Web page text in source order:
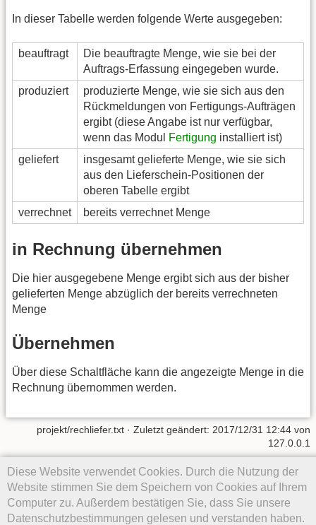
In dieser Tabelle werden folgende Werte ausgegeben:
beauftragt
Die beauftragte Menge, wie sie bei der
Auftrags-Erfassung eingegeben wurde.
produziert
produzierte Menge, wie sie sich aus den
Rückmeldungen von Fertigungs-Aufträgen
ergibt (diese Angabe ist nur verfügbar,
wenn das Modul
Fertigung installiert ist)
geliefert
insgesamt gelieferte Menge, wie sie sich
aus den Lieferschein-Positionen der
oberen Tabelle ergibt
verrechnet
bereits verrechnet Menge
in Rechnung übernehmen
Die hier ausgegebene Menge ergibt sich aus der bisher
gelieferten Menge abzüglich der bereits verrechneten
Menge
Übernehmen
Über diese Schaltfläche kann die angezeigte Menge in die
Rechnung übernommen werden.
Diese Website verwendet Cookies. Durch die Nutzung der
Website stimmen Sie dem Speichern von Cookies auf Ihrem
Computer zu. Außerdem bestätigen Sie, dass Sie unsere
Datenschutzbestimmungen gelesen und verstanden haben.
projekt/rechliefer.txt · Zuletzt geändert: 2017/12/31 12:44 von
127.0.0.1
Falls nicht anders bezeichnet, ist der Inhalt dieses Wikis unter der
folgenden Lizenz veröffentlicht:
CC Attribution-Share Alike 4.0
International